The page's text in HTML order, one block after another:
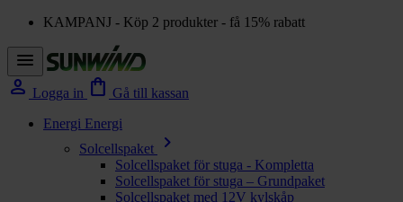
KAMPANJ - Köp 2 produkter - få 15% rabatt
menu
person Logga in shopping_bag Gå till kassan
Energi Energi
Solcellspaket
chevron_right
Solcellspaket för stuga - Kompletta
Solcellspaket för stuga – Grundpaket
Solcellspaket med 12V kylskåp